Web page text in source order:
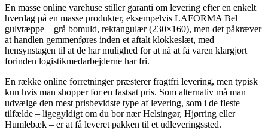
En masse online varehuse stiller garanti om levering efter en enkelt
hverdag på en masse produkter, eksempelvis LAFORMA Bel
gulvtæppe – grå bomuld, rektangulær (230×160), men det påkræver
at handlen gemmenføres inden et aftalt klokkeslæt, med
hensynstagen til at de har mulighed for at nå at få varen klargjort
forinden logistikmedarbejderne har fri.
En række online forretninger præsterer fragtfri levering, men typisk
kun hvis man shopper for en fastsat pris. Som alternativ må man
udvælge den mest prisbevidste type af levering, som i de fleste
tilfælde – ligegyldigt om du bor nær Helsingør, Hjørring eller
Humlebæk – er at få leveret pakken til et udleveringssted.